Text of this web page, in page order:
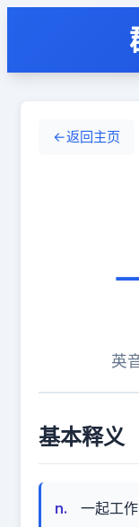
←返回主页
英
基本释义
n. 一起工